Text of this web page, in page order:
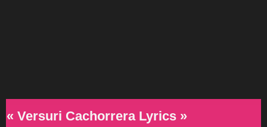
« Versuri Cachorrera Lyrics »